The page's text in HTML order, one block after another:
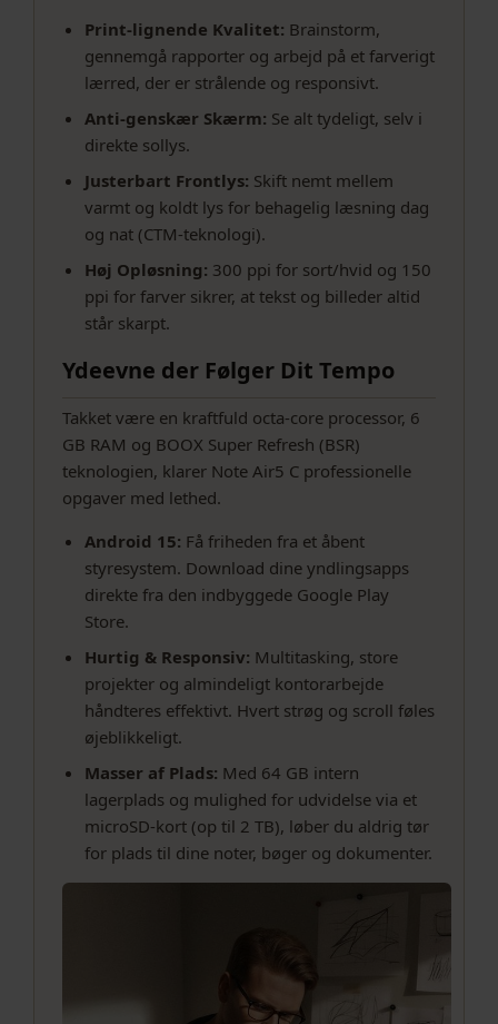
Print-lignende Kvalitet: Brainstorm,
gennemgå rapporter og arbejd på et farverigt
lærred, der er strålende og responsivt.
Anti-genskær Skærm: Se alt tydeligt, selv i
direkte sollys.
Justerbart Frontlys: Skift nemt mellem
varmt og koldt lys for behagelig læsning dag
og nat (CTM-teknologi).
Høj Opløsning: 300 ppi for sort/hvid og 150
ppi for farver sikrer, at tekst og billeder altid
står skarpt.
Ydeevne der Følger Dit Tempo
Takket være en kraftfuld octa-core processor, 6
GB RAM og BOOX Super Refresh (BSR)
teknologien, klarer Note Air5 C professionelle
opgaver med lethed.
Android 15: Få friheden fra et åbent
styresystem. Download dine yndlingsapps
direkte fra den indbyggede Google Play
Store.
Hurtig & Responsiv: Multitasking, store
projekter og almindeligt kontorarbejde
håndteres effektivt. Hvert strøg og scroll føles
øjeblikkeligt.
Masser af Plads: Med 64 GB intern
lagerplads og mulighed for udvidelse via et
microSD-kort (op til 2 TB), løber du aldrig tør
for plads til dine noter, bøger og dokumenter.